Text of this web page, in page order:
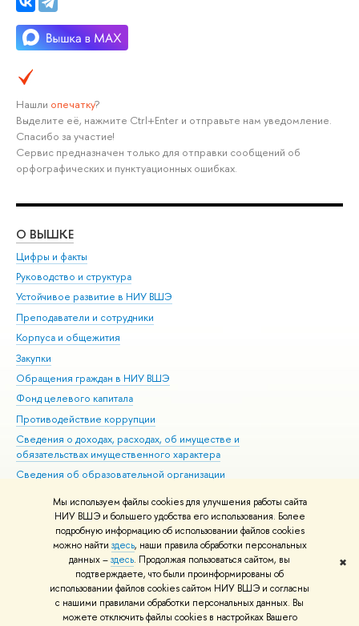
Мы используем файлы cookies для улучшения работы сайта
НИУ ВШЭ и большего удобства его использования. Более
подробную информацию об использовании файлов cookies
можно найти здесь, наши правила обработки персональных
данных –здесь. Продолжая пользоваться сайтом, вы
подтверждаете, что были проинформированы об
использовании файлов cookies сайтом НИУ ВШЭ и согласны
с нашими правилами обработки персональных данных. Вы
можете отключить файлы cookies в настройках Вашего
✖
Нашли опечатку?
Выделите её, нажмите Ctrl+Enter и отправьте нам уведомление.
Спасибо за участие!
Сервис предназначен только для отправки сообщений об
орфографических и пунктуационных ошибках.
О ВЫШКЕ
Цифры и факты
Руководство и структура
Устойчивое развитие в НИУ ВШЭ
Преподаватели и сотрудники
Корпуса и общежития
Закупки
Обращения граждан в НИУ ВШЭ
Фонд целевого капитала
Противодействие коррупции
Сведения о доходах, расходах, об имуществе и
обязательствах имущественного характера
Сведения об образовательной организации
Людям с ограниченными возможностями здоровья
Единая платежная страница
Работа в Вышке
© НИУ ВШЭ 1993–2026 Адреса и контакты Условия использования
материалов Политика конфиденциальности Карта сайта
Шрифты HSE Sans и HSE Slab разработаны вШколе дизайна НИУ ВШЭ